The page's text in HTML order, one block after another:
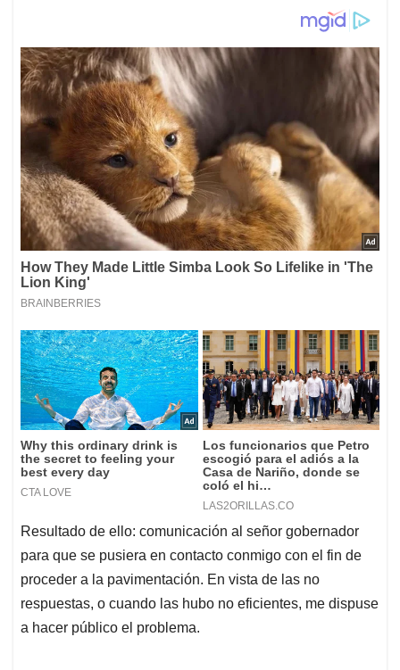
Resultado de ello: comunicación al señor gobernador
para que se pusiera en contacto conmigo con el fin de
proceder a la pavimentación. En vista de las no
respuestas, o cuando las hubo no eficientes, me dispuse
a hacer público el problema.